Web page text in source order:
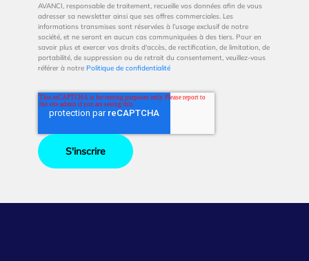
AVANCI, responsable de traitement, recueille vos données afin de vous
adresser sa newsletter ainsi que ses offres commerciales. Les
informations transmises sont réservées à l’usage exclusif de notre
société, et ne seront en aucun cas communiquées à des tiers. Pour en
savoir plus et exercer vos droits d'accès, de rectification, de limitation, de
portabilité, de suppression ou de retrait du consentement, veuillez-vous
référer à notre Politique de confidentialité